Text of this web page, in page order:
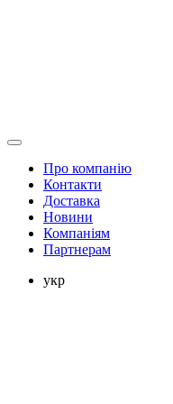
Про компанію
Контакти
Доставка
Новини
Компаніям
Партнерам
укр